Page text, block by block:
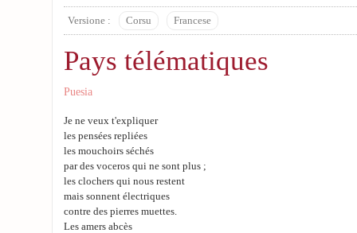
Versione : Corsu Francese
Pays télématiques
Puesia
Je ne veux t'expliquer
les pensées repliées
les mouchoirs séchés
par des voceros qui ne sont plus ;
les clochers qui nous restent
mais sonnent électriques
contre des pierres muettes.
Les amers abcès